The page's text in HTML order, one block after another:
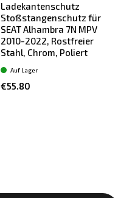
Ladekantenschutz
Stoßstangenschutz für
SEAT Alhambra 7N MPV
2010-2022, Rostfreier
Stahl, Chrom, Poliert
€55.80
Auf Lager